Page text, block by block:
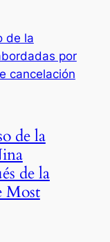
de la
de la
Most